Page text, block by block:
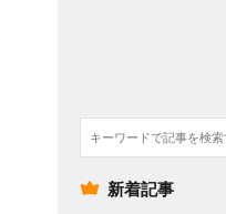
検
索
新着記事